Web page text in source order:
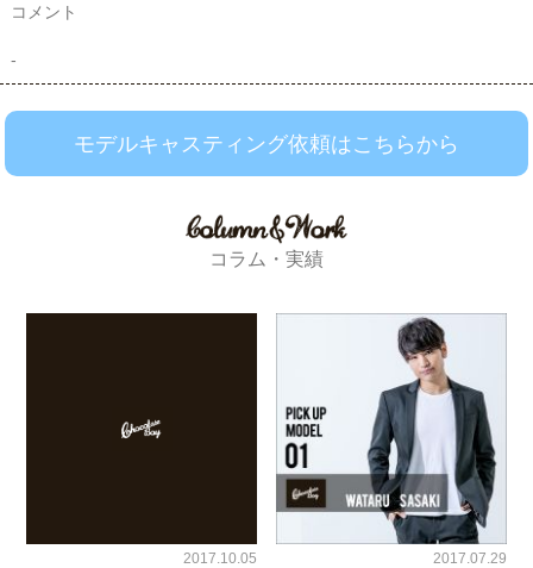
コメント
-
モデルキャスティング依頼はこちらから
コラム・実績
2017.10.05
2017.07.29